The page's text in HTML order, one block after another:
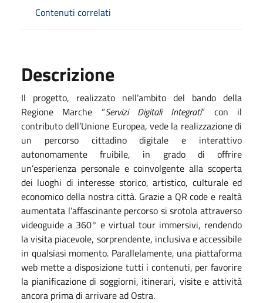
Contenuti correlati
Descrizione
Il progetto, realizzato nell’ambito del bando della
Regione Marche “Servizi Digitali Integrati” con il
contributo dell’Unione Europea, vede la realizzazione di
un percorso cittadino digitale e interattivo
autonomamente fruibile, in grado di offrire
un’esperienza personale e coinvolgente alla scoperta
dei luoghi di interesse storico, artistico, culturale ed
economico della nostra città. Grazie a QR code e realtà
aumentata l’affascinante percorso si srotola attraverso
videoguide a 360° e virtual tour immersivi, rendendo
la visita piacevole, sorprendente, inclusiva e accessibile
in qualsiasi momento. Parallelamente, una piattaforma
web mette a disposizione tutti i contenuti, per favorire
la pianificazione di soggiorni, itinerari, visite e attività
ancora prima di arrivare ad Ostra.